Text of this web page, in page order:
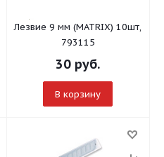
Лезвие 9 мм (MATRIX) 10шт,
793115
30 руб.
В корзину